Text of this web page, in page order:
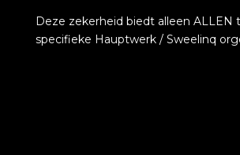
Deze zekerheid biedt alleen ALLEN
specifieke Hauptwerk / Sweelinq